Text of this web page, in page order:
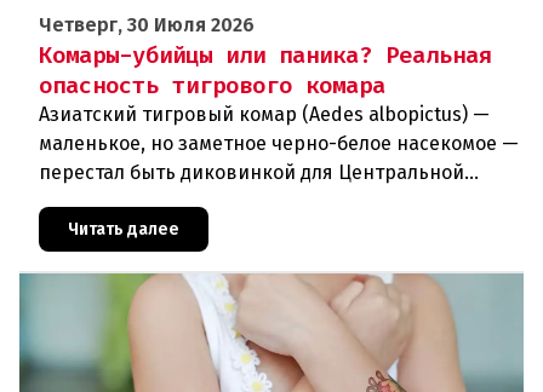
Четверг, 30 Июля 2026
Комары-убийцы или паника? Реальная
опасность тигрового комара
Азиатский тигровый комар (Aedes albopictus) —
маленькое, но заметное черно-белое насекомое —
перестал быть диковинкой для Центральной
обосновался в регионе и теперь
Читать далее